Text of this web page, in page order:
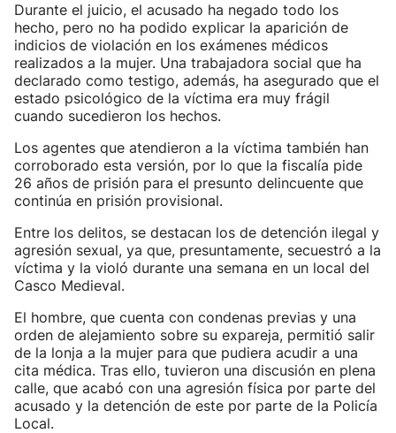
Durante el juicio, el acusado ha negado todo los
hecho, pero no ha podido explicar la aparición de
indicios de violación en los exámenes médicos
realizados a la mujer. Una trabajadora social que ha
declarado como testigo, además, ha asegurado que el
estado psicológico de la víctima era muy frágil
cuando sucedieron los hechos.
Los agentes que atendieron a la víctima también han
corroborado esta versión, por lo que la fiscalía pide
26 años de prisión para el presunto delincuente que
continúa en prisión provisional.
Entre los delitos, se destacan los de detención ilegal y
agresión sexual, ya que, presuntamente, secuestró a la
víctima y la violó durante una semana en un local del
Casco Medieval.
El hombre, que cuenta con condenas previas y una
orden de alejamiento sobre su expareja, permitió salir
de la lonja a la mujer para que pudiera acudir a una
cita médica. Tras ello, tuvieron una discusión en plena
calle, que acabó con una agresión física por parte del
acusado y la detención de este por parte de la Policía
Local.